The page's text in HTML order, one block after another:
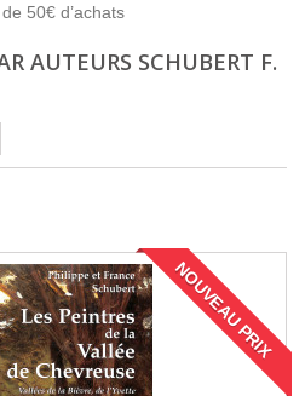
50€ d’achats
AUTEURS SCHUBERT F.
NOUVEAU PRIX